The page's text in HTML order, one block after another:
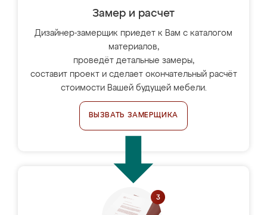
Замер и расчет
Дизайнер-замерщик приедет к Вам с каталогом
материалов,
проведёт детальные замеры,
составит проект и сделает окончательный расчёт
стоимости Вашей будущей мебели.
ВЫЗВАТЬ ЗАМЕРЩИКА